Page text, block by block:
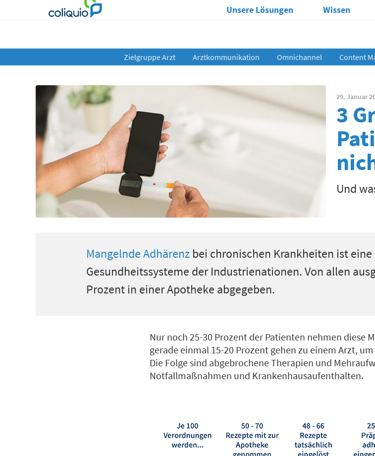
Unsere Lösungen Wissen
Zielgruppe Arzt Arztkommunikation Omnichannel Content
29. Januar
3
Und
Mangelnde Adhärenz bei chronischen Krankheiten ist
Gesundheitssysteme der Industrienationen. Von allen
Prozent in einer Apotheke abgegeben.
Nur noch 25-30 Prozent der Patienten nehmen diese
gerade einmal 15-20 Prozent gehen zu einem Arzt,
Die Folge sind abgebrochene Therapien und
Notfallmaßnahmen und Krankenhausaufenthalten.